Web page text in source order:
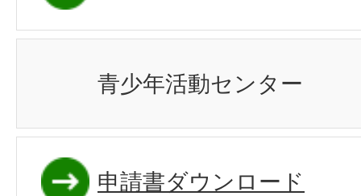
青少年活動センター
申請書ダウンロード